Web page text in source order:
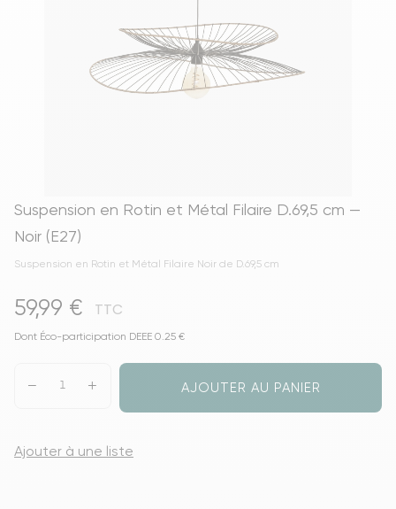
Suspension en Rotin et Métal Filaire D.69,5 cm —
Noir (E27)
Suspension en Rotin et Métal Filaire Noir de D.69,5 cm
59,99 € TTC
Dont Éco-participation DEEE 0.25 €
AJOUTER AU PANIER
Ajouter à une liste